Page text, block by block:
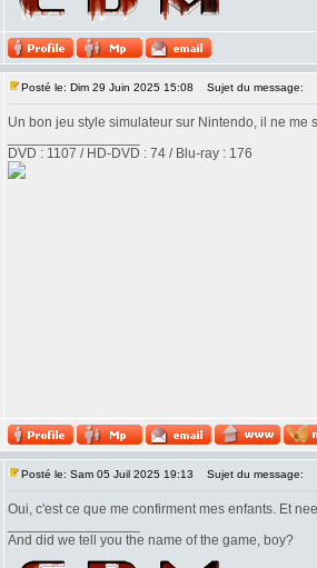
Posté le: Dim 29 Juin 2025 15:08 Sujet du message:
Un bon jeu style simulateur sur Nintendo, il ne me
DVD : 1107 / HD-DVD : 74 / Blu-ray : 176
Posté le: Sam 05 Juil 2025 19:13 Sujet du message:
Oui, c'est ce que me confirment mes enfants. Et
And did we tell you the name of the game, boy?